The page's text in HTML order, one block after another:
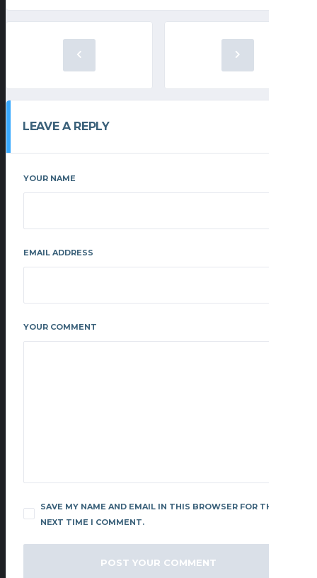
LEAVE A REPLY
YOUR NAME
EMAIL ADDRESS
YOUR COMMENT
SAVE MY NAME AND EMAIL IN THIS BROWSER FOR THE
NEXT TIME I COMMENT.